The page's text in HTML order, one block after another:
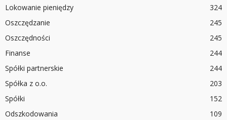
Lokowanie pieniędzy
324
Oszczędzanie
245
Oszczędności
245
Finanse
244
Spółki partnerskie
244
Spółka z o.o.
203
Spółki
152
Odszkodowania
109